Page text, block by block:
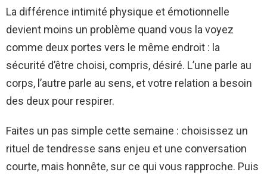
La différence intimité physique et émotionnelle
devient moins un problème quand vous la voyez
comme deux portes vers le même endroit : la
sécurité d’être choisi, compris, désiré. L’une parle au
corps, l’autre parle au sens, et votre relation a besoin
des deux pour respirer.
Faites un pas simple cette semaine : choisissez un
rituel de tendresse sans enjeu et une conversation
courte, mais honnête, sur ce qui vous rapproche. Puis